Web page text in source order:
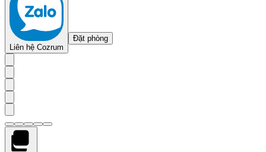
Liên hệ Cozrum
Đặt phòng